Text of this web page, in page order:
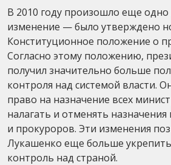
В 2010 году произошло еще
изменение — было утверждено
Конституционное положение о
Согласно этому положению,
получил значительно больше
контроля над системой власти.
право на назначение всех
налагать и отменять назначения
и прокуроров. Эти изменения
Лукашенко еще больше
контроль над страной.